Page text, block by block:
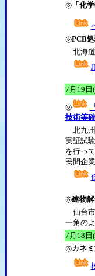
◎「化
◎PCB
北海道
7月19日
◎
技術等
北九州
実証試
を行っ
民間企
◎建物
仙台市
一角の
7月18日
◎カネ